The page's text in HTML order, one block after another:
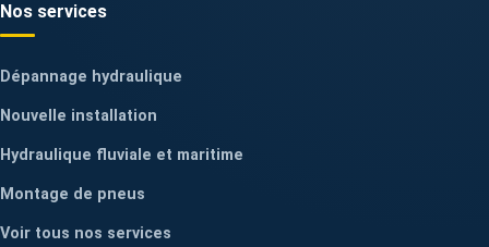
Nos services
Dépannage hydraulique
Nouvelle installation
Hydraulique fluviale et maritime
Montage de pneus
Voir tous nos services